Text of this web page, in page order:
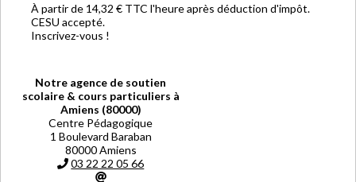
À partir de 14,32 € TTC l'heure après déduction d'impôt.
CESU accepté.
Inscrivez-vous !
Notre agence de soutien
scolaire & cours particuliers à
Amiens (80000)
Centre Pédagogique
1 Boulevard Baraban
80000 Amiens
03 22 22 05 66